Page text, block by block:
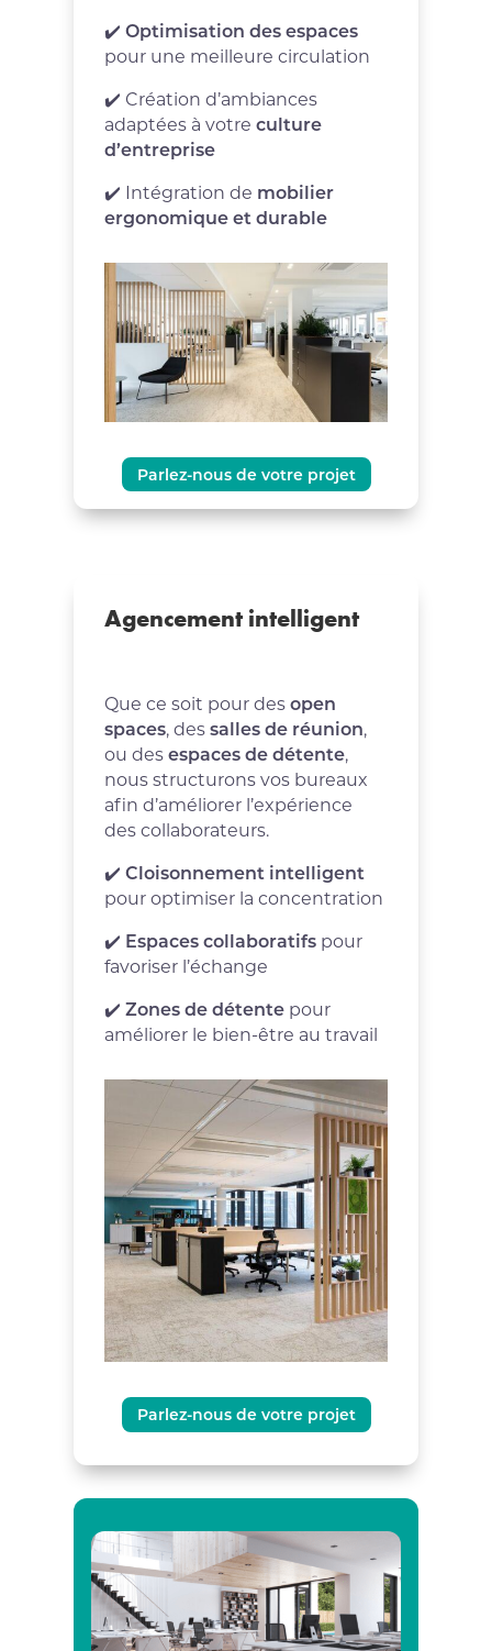
✔️Optimisation des espaces
pour une meilleure circulation
✔️ Création d’ambiances
adaptées à votreculture
d’entreprise
✔️ Intégration de mobilier
ergonomique et durable
Parlez-nous de votre projet
Agencement intelligent
Que ce soit pour desopen
spaces, dessalles de réunion,
ou desespaces de détente,
nous structurons vos bureaux
afin d’améliorer l’expérience
des collaborateurs.
✔️Cloisonnement intelligent
pour optimiser la concentration
✔️ Espaces collaboratifs pour
favoriser l’échange
✔️Zones de détente pour
améliorer le bien-être au travail
Parlez-nous de votre projet